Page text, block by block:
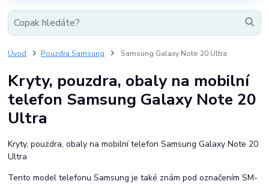
Úvod Pouzdra Samsung Samsung Galaxy Note 20 Ultra
Kryty, pouzdra, obaly na mobilní
telefon Samsung Galaxy Note 20
Ultra
Kryty, pouzdra, obaly na mobilní telefon Samsung Galaxy Note 20
Ultra
Tento model telefonu Samsung je také znám pod označením SM-